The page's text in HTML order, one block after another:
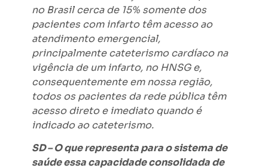
no Brasil cerca de 15% somente dos
pacientes com infarto têm acesso ao
atendimento emergencial,
principalmente cateterismo cardíaco na
vigência de um infarto, no HNSG e,
consequentemente em nossa região,
todos os pacientes da rede pública têm
acesso direto e imediato quando é
indicado ao cateterismo.
SD – O que representa para o sistema de
saúde essa capacidade consolidada de